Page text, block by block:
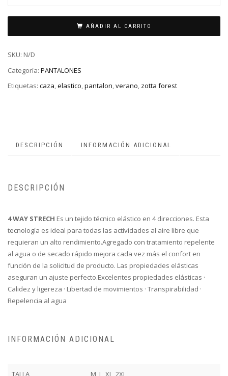
AÑADIR AL CARRITO
SKU: N/D
Categoría: PANTALONES
Etiquetas: caza,elastico,pantalon,verano, zotta forest
DESCRIPCIÓN INFORMACIÓN ADICIONAL
DESCRIPCIÓN
4 WAY STRECH Es un tejido técnico elástico en 4 direcciones. Esta
tecnología es ideal para todas las actividades al aire libre que
requieran un alto rendimiento.Agregado con tratamiento repelente
al agua o de secado rápido mejora cada vez más el confort en
función de la solicitud de producto. Las propiedades elásticas
aseguran un ajuste perfecto.Excelentes propiedades elásticas ·
Calidez y ligereza · Libertad de movimientos · Transpirabilidad ·
Repelencia al agua
INFORMACIÓN ADICIONAL
TALLA M, L, XL, 2XL